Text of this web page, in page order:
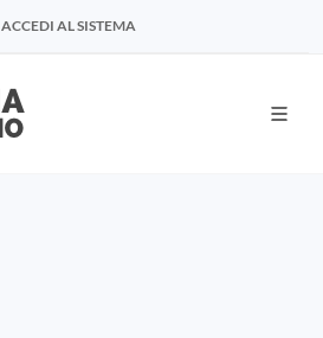
ACCEDI AL SISTEMA